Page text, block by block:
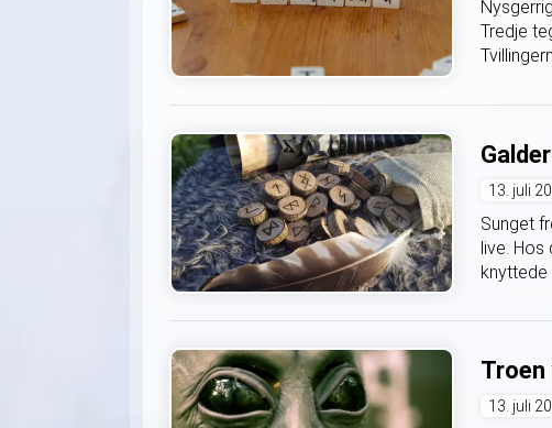
Tredje
13. juli
Sunget
live.
knyttede
13. juli